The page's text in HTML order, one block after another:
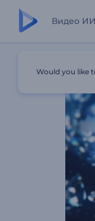
Видео ИИ
Would you like